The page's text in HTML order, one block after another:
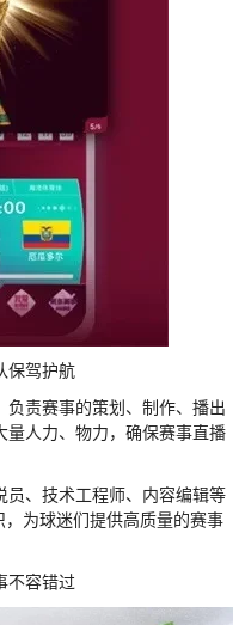
保驾护航
责赛事的策划、制作、播出
量人力、物力，确保赛事直播
员、技术工程师、内容编辑等
为球迷们提供高质量的赛事
不容错过